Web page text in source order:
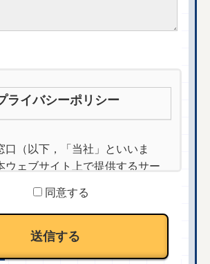
ライバシーポリシー
口（以下，「当社」といいま
ウェブサイト上で提供するサー
ザーの個人情報の取扱いについ
おりプライバシーポリシー（以
シー」といいます。）を定めま
同意する